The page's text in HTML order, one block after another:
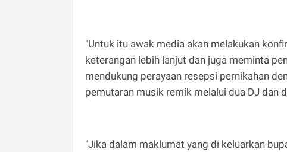
"Untuk itu awak media akan melakukan
keterangan lebih lanjut dan juga meminta
mendukung perayaan resepsi pernikahan
pemutaran musik remik melalui dua DJ dan
"Jika dalam maklumat yang di keluarkan